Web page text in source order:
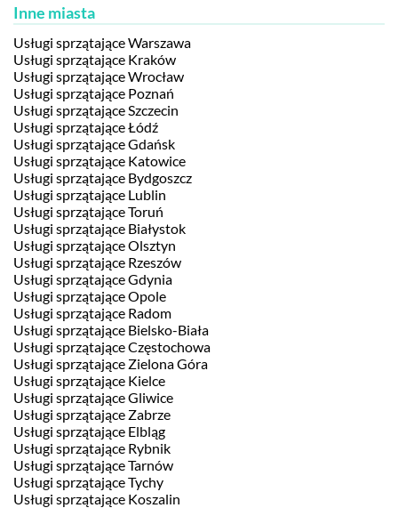
Inne miasta
Usługi sprzątające Warszawa
Usługi sprzątające Kraków
Usługi sprzątające Wrocław
Usługi sprzątające Poznań
Usługi sprzątające Szczecin
Usługi sprzątające Łódź
Usługi sprzątające Gdańsk
Usługi sprzątające Katowice
Usługi sprzątające Bydgoszcz
Usługi sprzątające Lublin
Usługi sprzątające Toruń
Usługi sprzątające Białystok
Usługi sprzątające Olsztyn
Usługi sprzątające Rzeszów
Usługi sprzątające Gdynia
Usługi sprzątające Opole
Usługi sprzątające Radom
Usługi sprzątające Bielsko-Biała
Usługi sprzątające Częstochowa
Usługi sprzątające Zielona Góra
Usługi sprzątające Kielce
Usługi sprzątające Gliwice
Usługi sprzątające Zabrze
Usługi sprzątające Elbląg
Usługi sprzątające Rybnik
Usługi sprzątające Tarnów
Usługi sprzątające Tychy
Usługi sprzątające Koszalin